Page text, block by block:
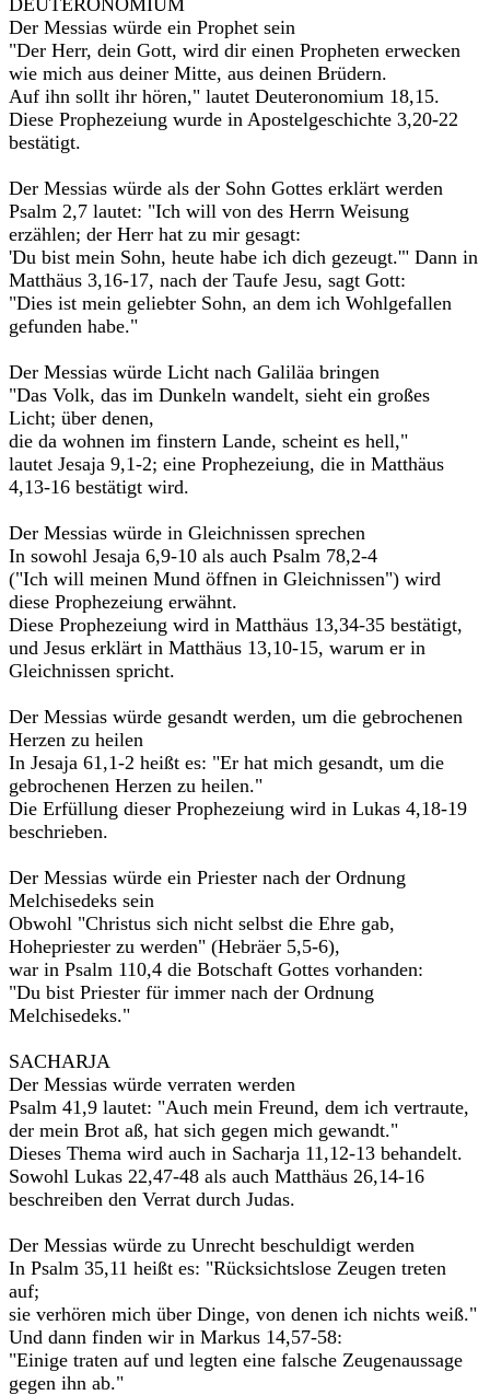
DEUTERONOMIUM
Der Messias würde ein Prophet sein
"Der Herr, dein Gott, wird dir einen Propheten erwecken
wie mich aus deiner Mitte, aus deinen Brüdern.
Auf ihn sollt ihr hören," lautet Deuteronomium 18,15.
Diese Prophezeiung wurde in Apostelgeschichte 3,20-22
bestätigt.
Der Messias würde als der Sohn Gottes erklärt werden
Psalm 2,7 lautet: "Ich will von des Herrn Weisung
erzählen; der Herr hat zu mir gesagt:
'Du bist mein Sohn, heute habe ich dich gezeugt.'" Dann in
Matthäus 3,16-17, nach der Taufe Jesu, sagt Gott:
"Dies ist mein geliebter Sohn, an dem ich Wohlgefallen
gefunden habe."
Der Messias würde Licht nach Galiläa bringen
"Das Volk, das im Dunkeln wandelt, sieht ein großes
Licht; über denen,
die da wohnen im finstern Lande, scheint es hell,"
lautet Jesaja 9,1-2; eine Prophezeiung, die in Matthäus
4,13-16 bestätigt wird.
Der Messias würde in Gleichnissen sprechen
In sowohl Jesaja 6,9-10 als auch Psalm 78,2-4
("Ich will meinen Mund öffnen in Gleichnissen") wird
diese Prophezeiung erwähnt.
Diese Prophezeiung wird in Matthäus 13,34-35 bestätigt,
und Jesus erklärt in Matthäus 13,10-15, warum er in
Gleichnissen spricht.
Der Messias würde gesandt werden, um die gebrochenen
Herzen zu heilen
In Jesaja 61,1-2 heißt es: "Er hat mich gesandt, um die
gebrochenen Herzen zu heilen."
Die Erfüllung dieser Prophezeiung wird in Lukas 4,18-19
beschrieben.
Der Messias würde ein Priester nach der Ordnung
Melchisedeks sein
Obwohl "Christus sich nicht selbst die Ehre gab,
Hohepriester zu werden" (Hebräer 5,5-6),
war in Psalm 110,4 die Botschaft Gottes vorhanden:
"Du bist Priester für immer nach der Ordnung
Melchisedeks."
SACHARJA
Der Messias würde verraten werden
Psalm 41,9 lautet: "Auch mein Freund, dem ich vertraute,
der mein Brot aß, hat sich gegen mich gewandt."
Dieses Thema wird auch in Sacharja 11,12-13 behandelt.
Sowohl Lukas 22,47-48 als auch Matthäus 26,14-16
beschreiben den Verrat durch Judas.
Der Messias würde zu Unrecht beschuldigt werden
In Psalm 35,11 heißt es: "Rücksichtslose Zeugen treten
auf;
sie verhören mich über Dinge, von denen ich nichts weiß."
Und dann finden wir in Markus 14,57-58:
"Einige traten auf und legten eine falsche Zeugenaussage
gegen ihn ab."